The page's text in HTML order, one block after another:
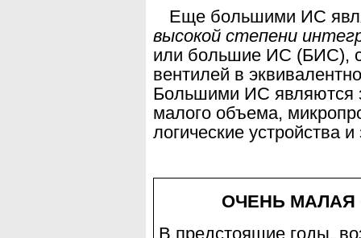
Еще большими ИС
высокой степени
или большие ИС (БИС),
вентилей в
Большими ИС являются
малого объема,
логические устройства
ОЧЕНЬ МАЛАЯ
В предстоящие годы,